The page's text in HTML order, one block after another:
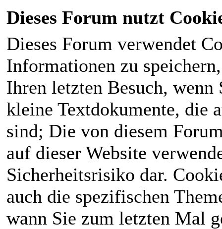
Dieses Forum nutzt
Dieses Forum verwendet
Informationen zu
Ihren letzten Besuch,
kleine Textdokumente, die
sind; Die von diesem
auf dieser Website
Sicherheitsrisiko dar.
auch die spezifischen
wann Sie zum letzten Mal